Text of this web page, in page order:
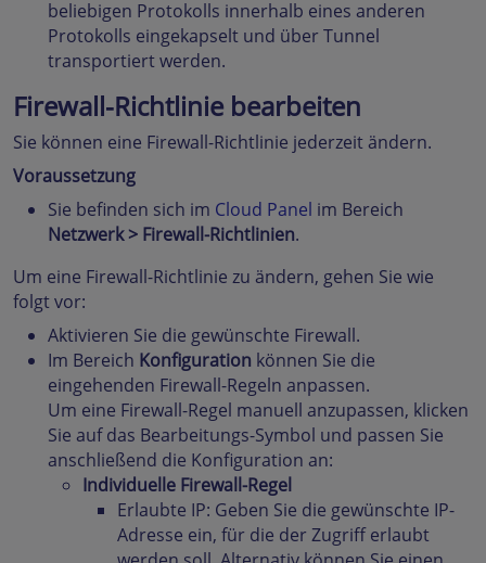
beliebigen Protokolls innerhalb eines anderen
Protokolls eingekapselt und über Tunnel
transportiert werden.
Firewall-Richtlinie bearbeiten
Sie können eine Firewall-Richtlinie jederzeit ändern.
Voraussetzung
Sie befinden sich im Cloud Panel im Bereich
Netzwerk > Firewall-Richtlinien.
Um eine Firewall-Richtlinie zu ändern, gehen Sie wie
folgt vor:
Aktivieren Sie die gewünschte Firewall.
Im Bereich Konfiguration können Sie die
eingehenden Firewall-Regeln anpassen.
Um eine Firewall-Regel manuell anzupassen, klicken
Sie auf das Bearbeitungs-Symbol und passen Sie
anschließend die Konfiguration an:
Individuelle Firewall-Regel
Erlaubte IP: Geben Sie die gewünschte IP-
Adresse ein, für die der Zugriff erlaubt